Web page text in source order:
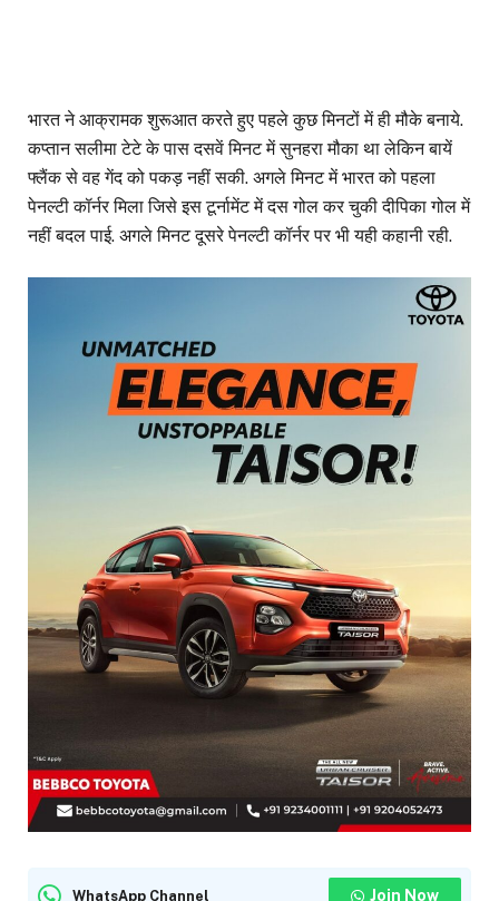
भारत ने आक्रामक शुरूआत करते हुए पहले कुछ मिनटों में ही मौके बनाये.
कप्तान सलीमा टेटे के पास दसवें मिनट में सुनहरा मौका था लेकिन बायें
फ्लैंक से वह गेंद को पकड़ नहीं सकी. अगले मिनट में भारत को पहला
पेनल्टी कॉर्नर मिला जिसे इस टूर्नामेंट में दस गोल कर चुकी दीपिका गोल में
नहीं बदल पाई. अगले मिनट दूसरे पेनल्टी कॉर्नर पर भी यही कहानी रही.
WhatsApp Channel Join Now